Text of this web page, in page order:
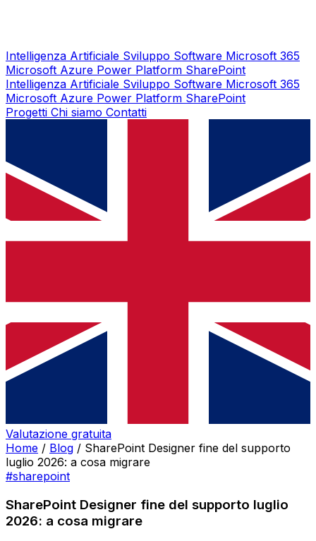
Intelligenza Artificiale Sviluppo Software Microsoft 365
Microsoft Azure Power Platform SharePoint
Intelligenza Artificiale Sviluppo Software Microsoft 365
Microsoft Azure Power Platform SharePoint
Progetti Chi siamo Contatti
Valutazione gratuita
Home / Blog / SharePoint Designer fine del supporto
luglio 2026: a cosa migrare
#sharepoint
SharePoint Designer fine del supporto luglio
2026: a cosa migrare